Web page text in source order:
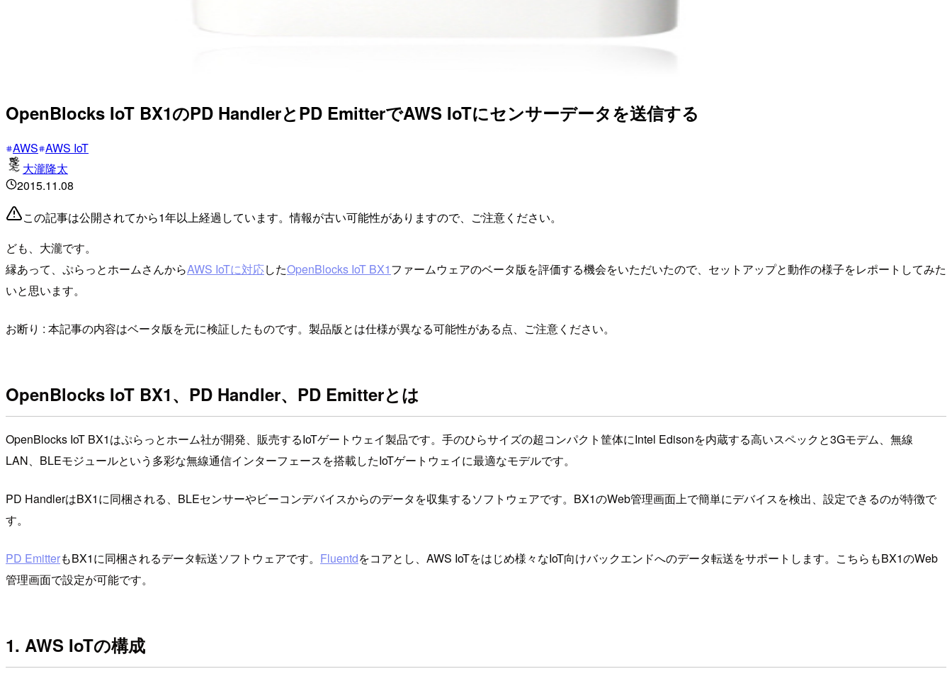
OpenBlocks IoT BX1のPD HandlerとPD EmitterでAWS IoTにセンサーデータを送信する
AWS AWS IoT
大瀧隆太
2015.11.08
この記事は公開されてから1年以上経過しています。情報が古い可能性がありますので、ご注意ください。
ども、大瀧です。
縁あって、ぷらっとホームさんからAWS IoTに対応したOpenBlocks IoT BX1ファームウェアのベータ版を評価する機会をいただいたので、セットアップと動作の様子をレポートしてみた
いと思います。
お断り : 本記事の内容はベータ版を元に検証したものです。製品版とは仕様が異なる可能性がある点、ご注意ください。
OpenBlocks IoT BX1、PD Handler、PD Emitterとは
OpenBlocks IoT BX1はぷらっとホーム社が開発、販売するIoTゲートウェイ製品です。手のひらサイズの超コンパクト筐体にIntel Edisonを内蔵する高いスペックと3Gモデム、無線
LAN、BLEモジュールという多彩な無線通信インターフェースを搭載したIoTゲートウェイに最適なモデルです。
PD HandlerはBX1に同梱される、BLEセンサーやビーコンデバイスからのデータを収集するソフトウェアです。BX1のWeb管理画面上で簡単にデバイスを検出、設定できるのが特徴で
す。
PD EmitterもBX1に同梱されるデータ転送ソフトウェアです。 Fluentdをコアとし、AWS IoTをはじめ様々なIoT向けバックエンドへのデータ転送をサポートします。こちらもBX1のWeb
管理画面で設定が可能です。
1. AWS IoTの構成